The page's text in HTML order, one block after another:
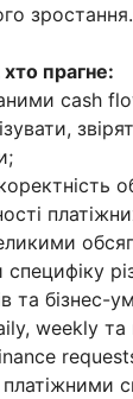
зростання.
прагне:
cash
специфіку
та бізнес-
weekly
платіжними